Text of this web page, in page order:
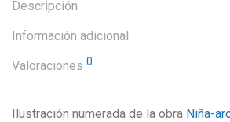
Descripción
Información adicional
Valoraciones 0
Ilustración numerada de la obra Niña-